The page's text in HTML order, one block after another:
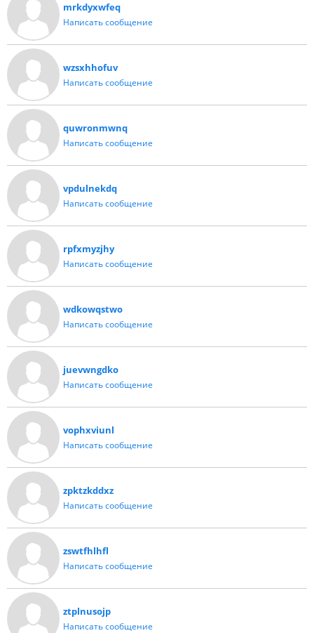
mrkdyxwfeq
Написать сообщение
wzsxhhofuv
Написать сообщение
quwronmwnq
Написать сообщение
vpdulnekdq
Написать сообщение
rpfxmyzjhy
Написать сообщение
wdkowqstwo
Написать сообщение
juevwngdko
Написать сообщение
vophxviunl
Написать сообщение
zpktzkddxz
Написать сообщение
zswtfhlhfl
Написать сообщение
ztplnusojp
Написать сообщение